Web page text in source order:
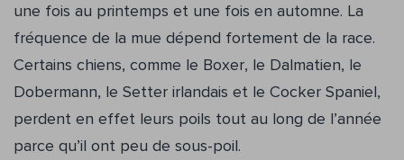
une fois au printemps et une fois en automne. La
fréquence de la mue dépend fortement de la race.
Certains chiens, comme le Boxer, le Dalmatien, le
Dobermann, le Setter irlandais et le Cocker Spaniel,
perdent en effet leurs poils tout au long de l’année
parce qu’il ont peu de sous-poil.